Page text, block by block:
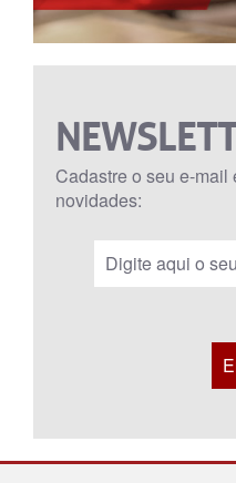
Cadastre o seu e-
novidades: